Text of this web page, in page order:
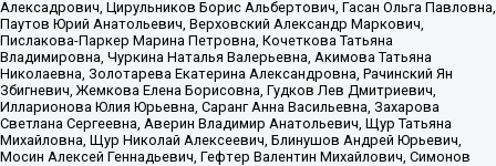
Алексадрович, Цирульников Борис Альбертович, Гасан Ольга Павловна,
Паутов Юрий Анатольевич, Верховский Александр Маркович,
Пислакова-Паркер Марина Петровна, Кочеткова Татьяна
Владимировна, Чуркина Наталья Валерьевна, Акимова Татьяна
Николаевна, Золотарева Екатерина Александровна, Рачинский Ян
Збигневич, Жемкова Елена Борисовна, Гудков Лев Дмитриевич,
Илларионова Юлия Юрьевна, Саранг Анна Васильевна, Захарова
Светлана Сергеевна, Аверин Владимир Анатольевич, Щур Татьяна
Михайловна, Щур Николай Алексеевич, Блинушов Андрей Юрьевич,
Мосин Алексей Геннадьевич, Гефтер Валентин Михайлович, Симонов